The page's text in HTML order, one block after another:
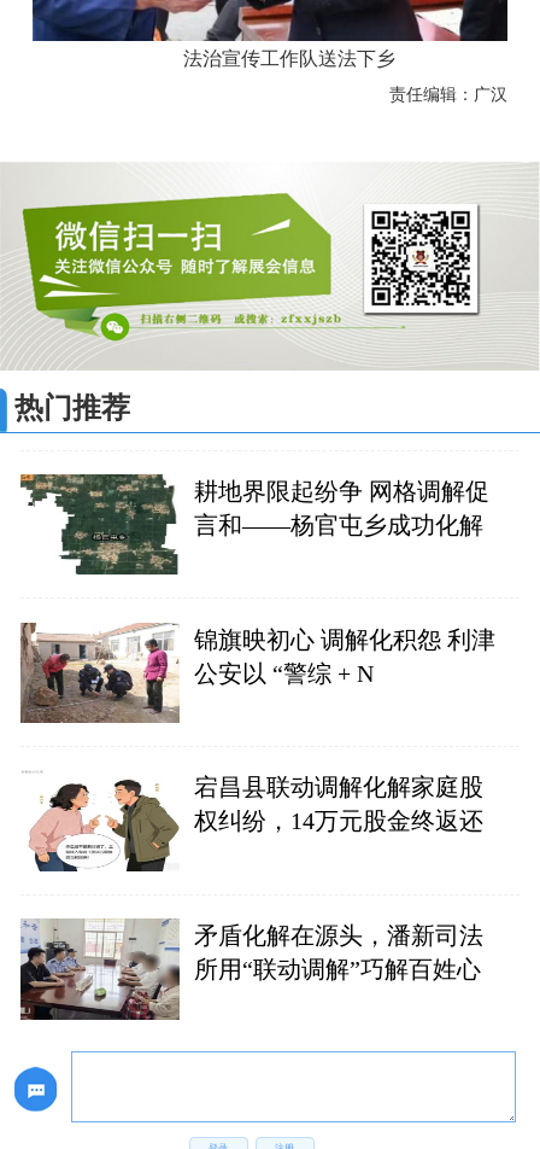
法治宣传工作队送法下乡
责任编辑：广汉
热门推荐
耕地界限起纷争 网格调解促
言和——杨官屯乡成功化解
锦旗映初心 调解化积怨 利津
公安以 “警综 + N
宕昌县联动调解化解家庭股
权纠纷，14万元股金终返还
矛盾化解在源头，潘新司法
所用“联动调解”巧解百姓心